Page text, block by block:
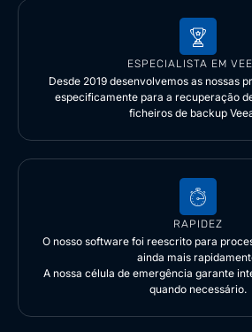
ESPECIALISTA EM
Desde 2019 desenvolvemos as nossas
especificamente para a recuperação
ficheiros de backup
RAPIDEZ
O nosso software foi reescrito para
ainda mais
A nossa célula de emergência garante
quando necessário.